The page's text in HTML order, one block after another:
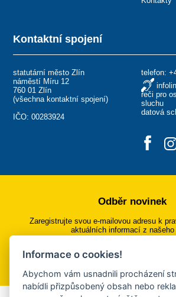
Kontaktní spojení
statutární město Zlín
náměstí Míru 12
760 01 Zlín
(všechna kontaktní spojení)
IČO: 00283924
telefon:
řeči pro
sluchu
datová
Odběr novinek
Zaregistrujte svou e-mailovou adresu k
aktuálních informací z našeho
Přihlásit se k odběru
Informace o cookies!
Abychom vám usnadnili procházení
nabídli přizpůsobený obsah nebo